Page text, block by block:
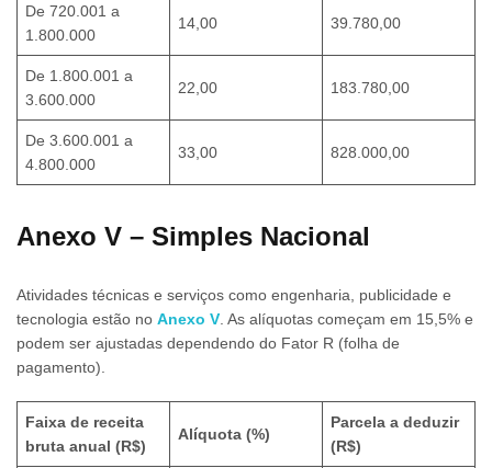
De 720.001 a
1.800.000
14,00 39.780,00
De 1.800.001 a
3.600.000
22,00 183.780,00
De 3.600.001 a
4.800.000
33,00 828.000,00
Anexo V – Simples Nacional
Atividades técnicas e serviços como engenharia, publicidade e
tecnologia estão no Anexo V . As alíquotas começam em 15,5% e
podem ser ajustadas dependendo do Fator R (folha de
pagamento).
Faixa de receita
bruta anual (R$)
Alíquota (%)
Parcela a deduzir
(R$)